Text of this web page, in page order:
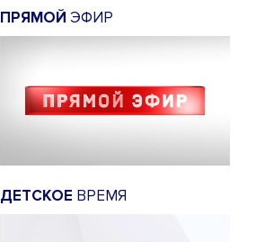
ПРЯМОЙ ЭФИР
ДЕТСКОЕ ВРЕМЯ